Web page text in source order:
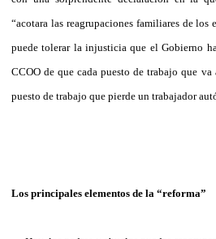
“acotara las reagrupaciones familiares de los
puede tolerar la injusticia que el Gobierno
CCOO de que cada puesto de trabajo que
puesto de trabajo que pierde un trabajador
Los principales elementos de la “reforma”